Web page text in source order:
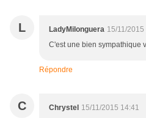
L LadyMilonguera 15/11/2015
C'est une bien sympathique
Répondre
C Chrystel 15/11/2015 14:41